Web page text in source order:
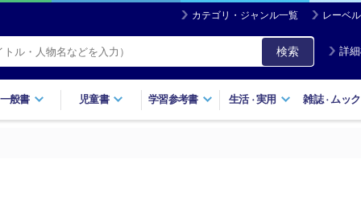
カテゴリ・ジャンル一覧 レーベ
検索 詳
一般書 児童書 学習参考書 生活・実用 雑誌・ ムック